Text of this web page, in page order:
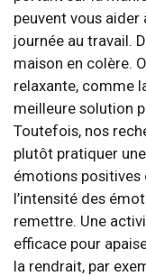
peuvent vous aider
journée au travail.
maison en colère.
relaxante, comme
meilleure solution
Toutefois, nos
plutôt pratiquer
émotions positives
l’intensité des
remettre. Une
efficace pour
la rendrait, par